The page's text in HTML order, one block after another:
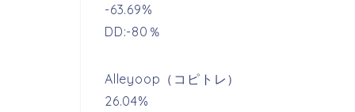
-63.69%
DD:-80％
Alleyoop（コピトレ）
26.04%